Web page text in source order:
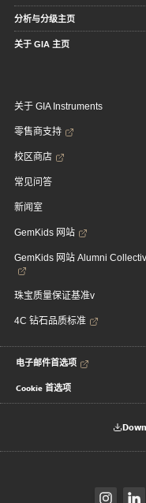
分析与分级主页
关于 GIA 主页
关于 GIA Instruments
零售商支持
校区商店
常见问答
新闻室
GemKids 网站
GemKids 网站 Alumni
珠宝质量保证基准v
4C 钻石品质标准
电子邮件首选项
Cookie 首选项